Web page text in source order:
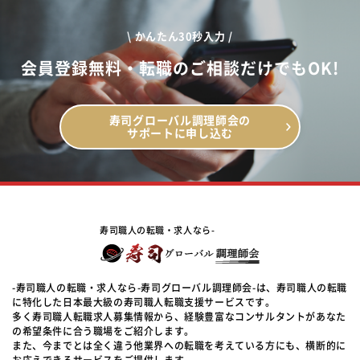
\ かんたん30秒入力 /
会員登録無料・転職のご相談だけでもOK!
寿司グローバル調理師会の
サポートに申し込む
寿司職人の転職・求人なら-
-寿司職人の転職・求人なら-寿司グローバル調理師会-は、寿司職人の転職
に特化した日本最大級の寿司職人転職支援サービスです。
多く寿司職人転職求人募集情報から、経験豊富なコンサルタントがあなた
の希望条件に合う職場をご紹介します。
また、今までとは全く違う他業界への転職を考えている方にも、横断的に